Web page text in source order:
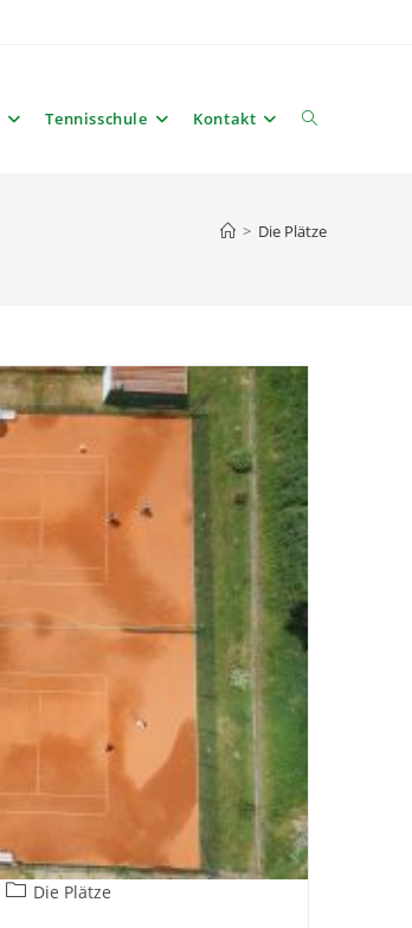
Tennisschule Kontakt Website-
> Die Plätze
Beitrags-
Die Plätze